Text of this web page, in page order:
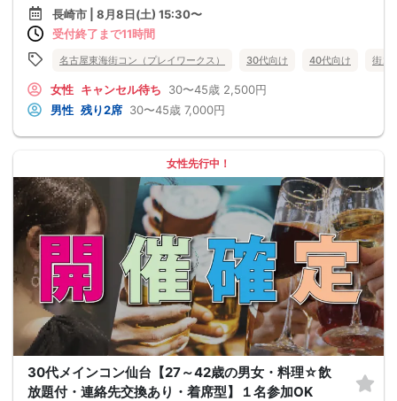
長崎市 | 8月8日(土) 15:30〜
受付終了まで11時間
名古屋東海街コン（プレイワークス） 30代向け 40代向け 街コ
女性 キャンセル待ち 30〜45歳 2,500円
男性 残り2席 30〜45歳 7,000円
女性先行中！
30代メインコン仙台【27～42歳の男女・料理☆飲
放題付・連絡先交換あり・着席型】１名参加OK